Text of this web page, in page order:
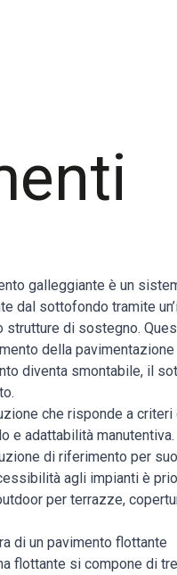
galleggiante è un
dal sottofondo tramite
strutture di sostegno.
della
diventa smontabile, il
che risponde a
e adattabilità
di riferimento per
agli impianti è
per terrazze,
di un pavimento flottante
flottante si compone di